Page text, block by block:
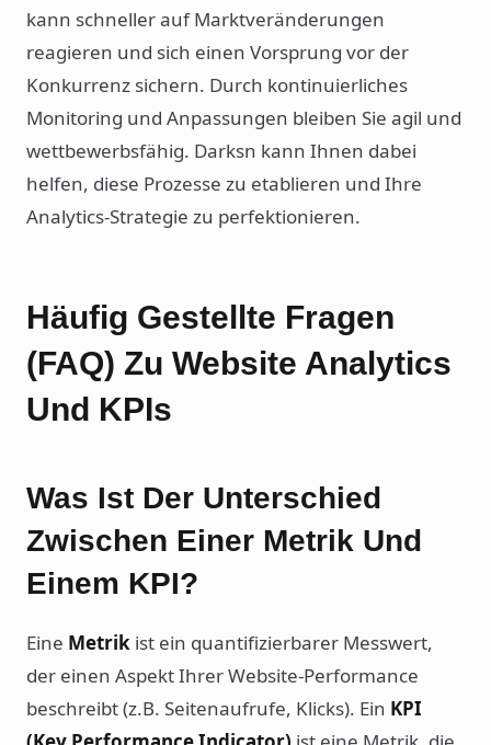
kann schneller auf Marktveränderungen
reagieren und sich einen Vorsprung vor der
Konkurrenz sichern. Durch kontinuierliches
Monitoring und Anpassungen bleiben Sie agil und
wettbewerbsfähig. Darksn kann Ihnen dabei
helfen, diese Prozesse zu etablieren und Ihre
Analytics-Strategie zu perfektionieren.
Häufig Gestellte Fragen
(FAQ) Zu Website Analytics
Und KPIs
Was Ist Der Unterschied
Zwischen Einer Metrik Und
Einem KPI?
Eine Metrik ist ein quantifizierbarer Messwert,
der einen Aspekt Ihrer Website-Performance
beschreibt (z.B. Seitenaufrufe, Klicks). Ein KPI